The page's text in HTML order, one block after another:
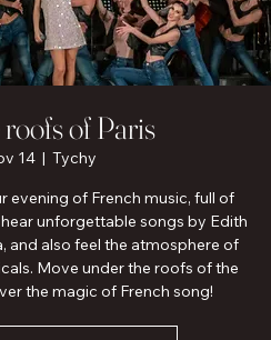
of Paris
14
  |
Tychy
evening of French music, full of
unforgettable songs by Edith
and also feel the atmosphere of
Move under the roofs of the
the magic of French song!